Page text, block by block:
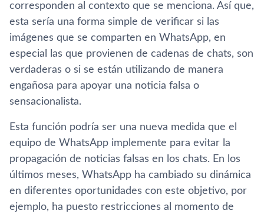
corresponden al contexto que se menciona. Así que,
esta sería una forma simple de verificar si las
imágenes que se comparten en WhatsApp, en
especial las que provienen de cadenas de chats, son
verdaderas o si se están utilizando de manera
engañosa para apoyar una noticia falsa o
sensacionalista.
Esta función podría ser una nueva medida que el
equipo de WhatsApp implemente para evitar la
propagación de noticias falsas en los chats. En los
últimos meses, WhatsApp ha cambiado su dinámica
en diferentes oportunidades con este objetivo, por
ejemplo, ha puesto restricciones al momento de